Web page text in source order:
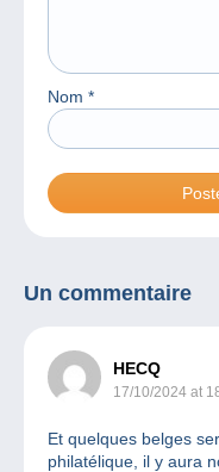
Nom *
Un commentaire
HECQ
17/10/2024 at
Et quelques belges
philatélique, il y aura